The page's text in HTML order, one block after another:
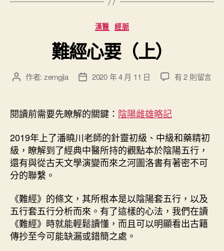
中
分
類
漢醫 經脈
難經心要（上）
文
者
作者: zerngjia
文
佈
日
期
2020 年 4 月 11 日
在
要
（
上
）
有 2 則留言
閱讀前需要先瞭解的關鍵： 陰陽雌雄略記
2019年上了潘曉川老師的針靈初級、中級和藥精初
級，瞭解到了經典中醫所持的觀點本於陰陽五行，
還有與從古天文學演變而來之河圖洛書有著密不可
分的聯繫。
《難經》的條文，其所根本是以陰陽套五行，以及
五行套五行分析而來。有了這樣的心法，我們在讀
《難經》時就能輕鬆讀懂，而且可以明顯看出古籍
傳抄至今可能缺漏或錯簡之處。